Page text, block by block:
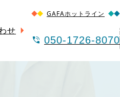
せ
GAFAホットライン
050-1726-8070